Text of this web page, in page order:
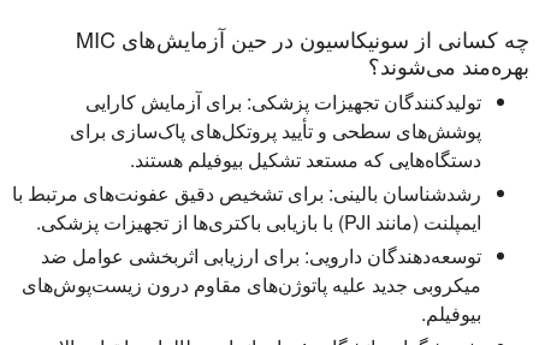
چه کسانی از سونیکاسیون در حین آزمایش‌های MIC
بهره‌مند می‌شوند؟
تولیدکنندگان تجهیزات پزشکی: برای آزمایش کارایی
پوشش‌های سطحی و تأیید پروتکل‌های پاک‌سازی برای
دستگاه‌هایی که مستعد تشکیل بیوفیلم هستند.
رشدشناسان بالینی: برای تشخیص دقیق عفونت‌های مرتبط با
ایمپلنت (مانند PJI) با بازیابی باکتری‌ها از تجهیزات پزشکی.
توسعه‌دهندگان دارویی: برای ارزیابی اثربخشی عوامل ضد
میکروبی جدید علیه پاتوژن‌های مقاوم درون زیست‌پوش‌های
بیوفیلم.